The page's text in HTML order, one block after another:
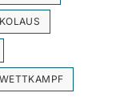
WETTKAMPF